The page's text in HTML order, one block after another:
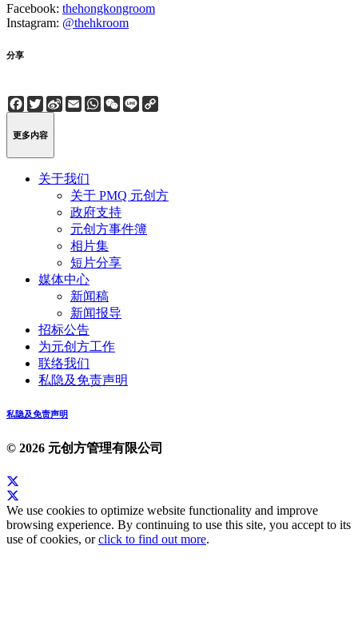
Facebook: thehongkongroom
Instagram: @thehkroom
分享
Facebook
Twitter
Sina
Weibo
EmailWhatsApp
WeChat
Line
更多内容
关于我们
关于 PMQ 元创方
政府支持
元创方事件簿
相片集
短片分享
媒体中心
新闻稿
新闻报导
招标公告
为元创方工作
联络我们
私隐及免责声明
私隐及免责声明
© 2026 元创方管理有限公司
We use cookies to optimize website functionality and improve
browsing experience. By continuing to use this site, you accept to its
use of cookies, orclick to find out more.